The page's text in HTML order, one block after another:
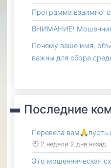
Программа
ВНИМАНИЕ!
Почему ваше имя,
важны для сбора
Последние
Перевела
2 недели 2 дня назад
Это мошенническая